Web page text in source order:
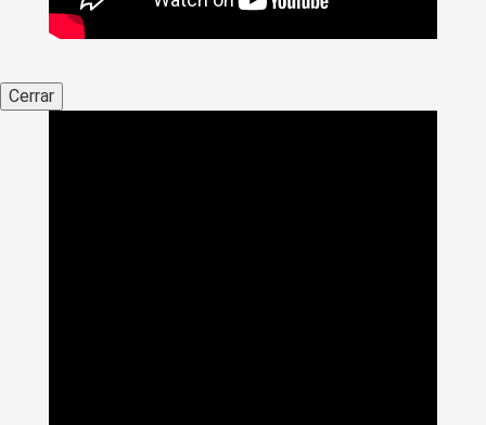
Cerrar